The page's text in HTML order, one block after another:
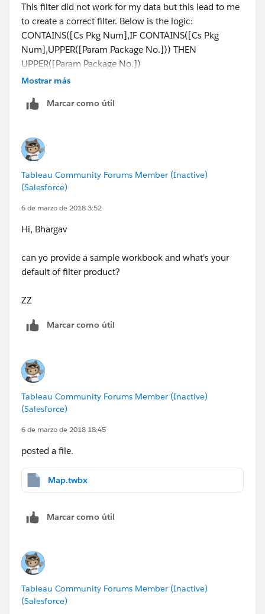
This filter did not work for my data but this lead to me
to create a correct filter. Below is the logic:
CONTAINS([Cs Pkg Num],IF CONTAINS([Cs Pkg
Num],UPPER([Param Package No.])) THEN
UPPER([Param Package No.])
END)
CONTAINS([Cs Assy Serial Num],IF CONTAINS([Cs
THEN UPPER([Param Engine Serial No.])
END)
OR
(CONTAINS([Cs Pkg Num],IF {SUM(IF CONTAINS([Cs
Pkg Num],UPPER([Param Package No.])) THEN 1 ELSE
0 END)} = 0 THEN '???'
and
CONTAINS([Cs Assy Serial Num],UPPER([Param
Engine Serial No.])) THEN 1 ELSE 0 END)} = 0 THEN
END))
Mostrar más
Marcar como útil
Tableau Community Forums Member (Inactive)
(Salesforce)
6 de marzo de 2018 3:52
Hi, Bhargav
can yo provide a sample workbook and what's your
default of filter product?
ZZ
Marcar como útil
Tableau Community Forums Member (Inactive)
(Salesforce)
6 de marzo de 2018 18:45
posted a file.
Map.twbx
Marcar como útil
Tableau Community Forums Member (Inactive)
(Salesforce)